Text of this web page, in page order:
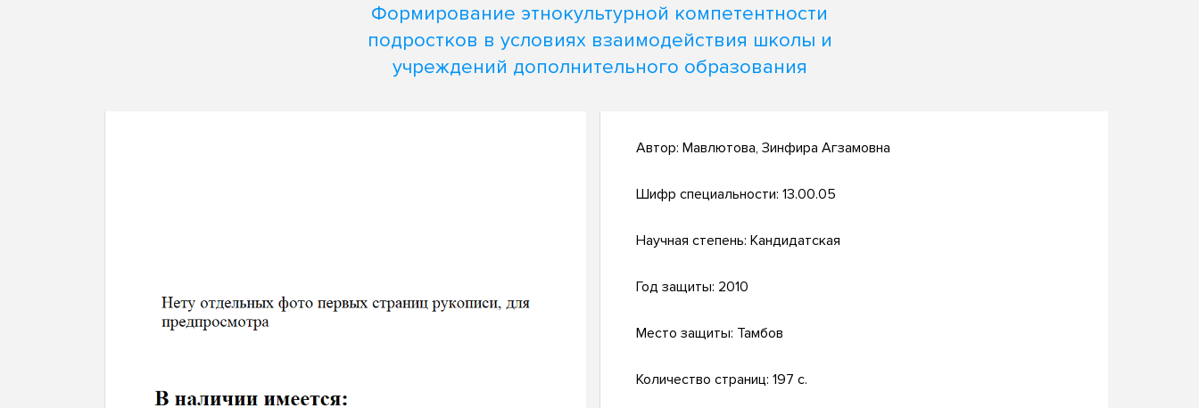
Формирование этнокультурной компетентности
подростков в условиях взаимодействия школы и
учреждений дополнительного образования
Автор: Мавлютова, Зинфира Агзамовна
Шифр специальности: 13.00.05
Научная степень: Кандидатская
Год защиты: 2010
Место защиты: Тамбов
Количество страниц: 197 с.